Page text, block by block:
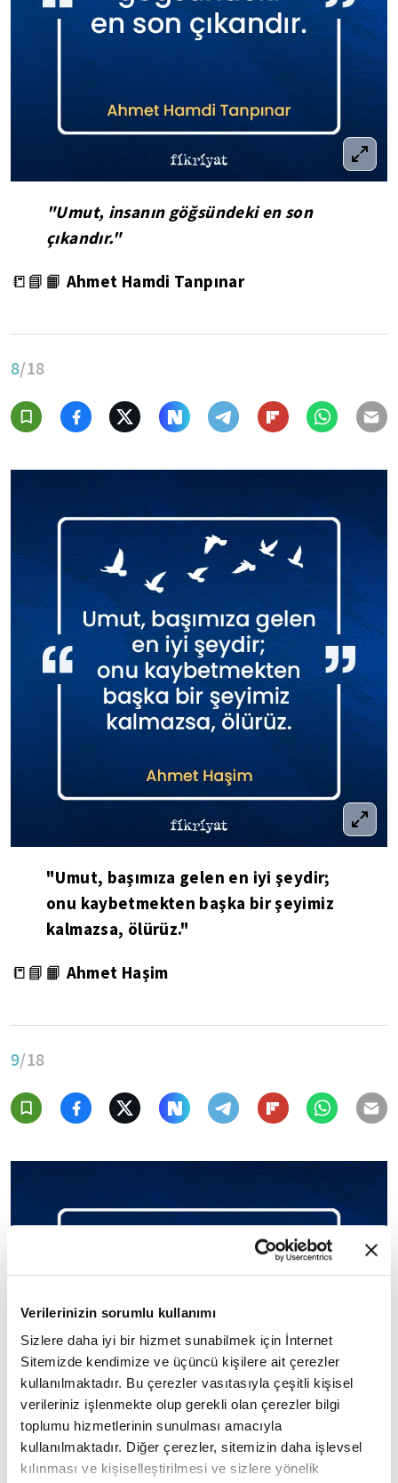
Verilerinizin sorumlu kullanımı
Sizlere daha iyi bir hizmet sunabilmek için İnternet
Sitemizde kendimize ve üçüncü kişilere ait çerezler
kullanılmaktadır. Bu çerezler vasıtasıyla çeşitli kişisel
verileriniz işlenmekte olup gerekli olan çerezler bilgi
toplumu hizmetlerinin sunulması amacıyla
kullanılmaktadır. Diğer çerezler, sitemizin daha işlevsel
kılınması ve kişiselleştirilmesi ve sizlere yönelik
"Umut, insanın göğsündeki en son
çıkandır."
📒📘📙 Ahmet Hamdi Tanpınar
8/18
"Umut, başımıza gelen en iyi şeydir;
onu kaybetmekten başka bir şeyimiz
kalmazsa, ölürüz."
📒📘📙 Ahmet Haşim
9/18